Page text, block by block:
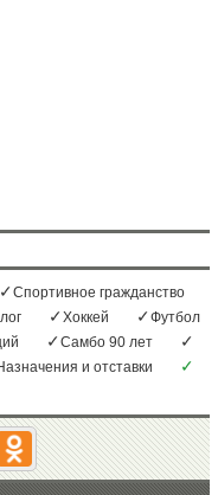
Спортивное гражданство
Хоккей
Футбол
Самбо 90 лет
и отставки